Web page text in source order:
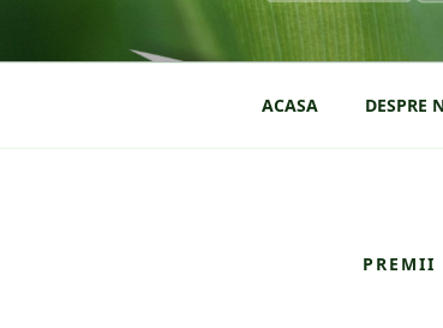
FLYPACK
Producator de
ACASA DESPRE
PREMII